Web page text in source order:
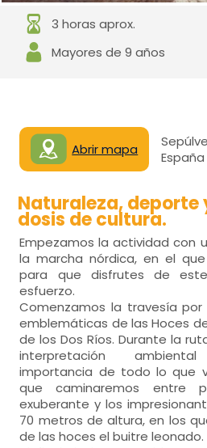
3 horas aprox.
Mayores de 9 años
Abrir mapa
España
Naturaleza, deporte
dosis de cultura.
Empezamos la actividad con
la marcha nórdica, en el
para que disfrutes de
esfuerzo.
Comenzamos la travesía
emblemáticas de las Hoces
de los Dos Ríos. Durante la
interpretación
importancia de todo lo que
que caminaremos entre
exuberante y los
70 metros de altura, en los
de las hoces el buitre leonado.